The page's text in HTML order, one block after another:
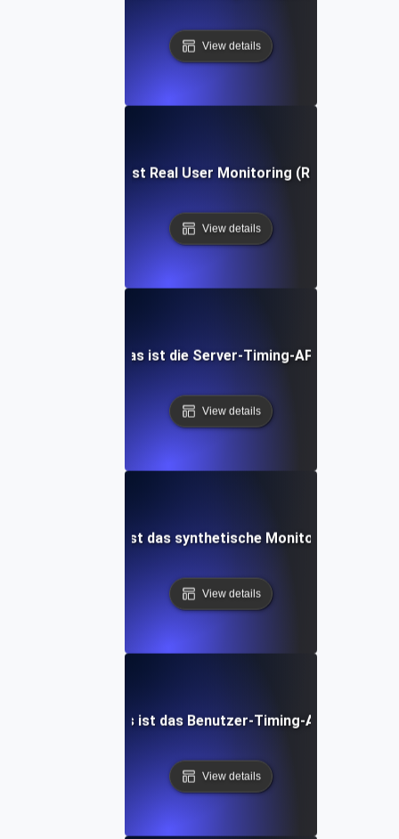
View details
Was ist Real User Monitoring (RUM)?
View details
Was ist die Server-Timing-API?
View details
Was ist das synthetische Monitoring?
View details
Was ist das Benutzer-Timing-API?
View details